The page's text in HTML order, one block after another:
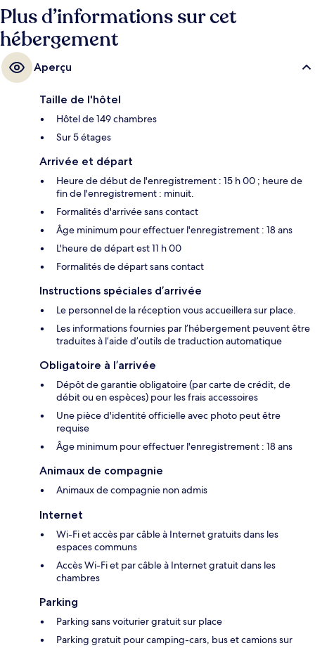
remise en forme, l'idéal pour des vacances sans soucis. Les autres
voyageurs ne disent que du bien en ce qui concerne le personnel
attentionné.
Plus d’informations sur cet
hébergement
Aperçu
Taille de l'hôtel
Hôtel de 149 chambres
Sur 5 étages
Arrivée et départ
Heure de début de l'enregistrement : 15 h 00 ; heure de
fin de l'enregistrement : minuit.
Formalités d'arrivée sans contact
Âge minimum pour effectuer l'enregistrement : 18 ans
L'heure de départ est 11 h 00
Formalités de départ sans contact
Instructions spéciales d’arrivée
Le personnel de la réception vous accueillera sur place.
Les informations fournies par l’hébergement peuvent être
traduites à l’aide d’outils de traduction automatique
Obligatoire à l’arrivée
Dépôt de garantie obligatoire (par carte de crédit, de
débit ou en espèces) pour les frais accessoires
Une pièce d'identité officielle avec photo peut être
requise
Âge minimum pour effectuer l'enregistrement : 18 ans
Animaux de compagnie
Animaux de compagnie non admis
Internet
Wi-Fi et accès par câble à Internet gratuits dans les
espaces communs
Accès Wi-Fi et par câble à Internet gratuit dans les
chambres
Parking
Parking sans voiturier gratuit sur place
Parking gratuit pour camping-cars, bus et camions sur